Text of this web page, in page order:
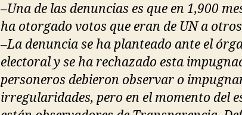
–Una de las denuncias es que en 1,900
ha otorgado votos que eran de UN a
–La denuncia se ha planteado ante el
electoral y se ha rechazado esta
personeros debieron observar o
irregularidades, pero en el momento del